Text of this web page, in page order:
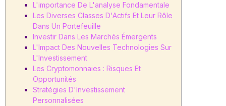
L'importance De L'analyse Fondamentale
Les Diverses Classes D'Actifs Et Leur Rôle
Dans Un Portefeuille
Investir Dans Les Marchés Émergents
L'Impact Des Nouvelles Technologies Sur
L'Investissement
Les Cryptomonnaies : Risques Et
Opportunités
Stratégies D'Investissement
Personnalisées